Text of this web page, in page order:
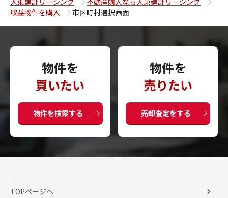
収益物件を購入
市区町村選択画面
物件を
買いたい
物件を検索する
物件を
売りたい
売却査定をする
TOPページへ